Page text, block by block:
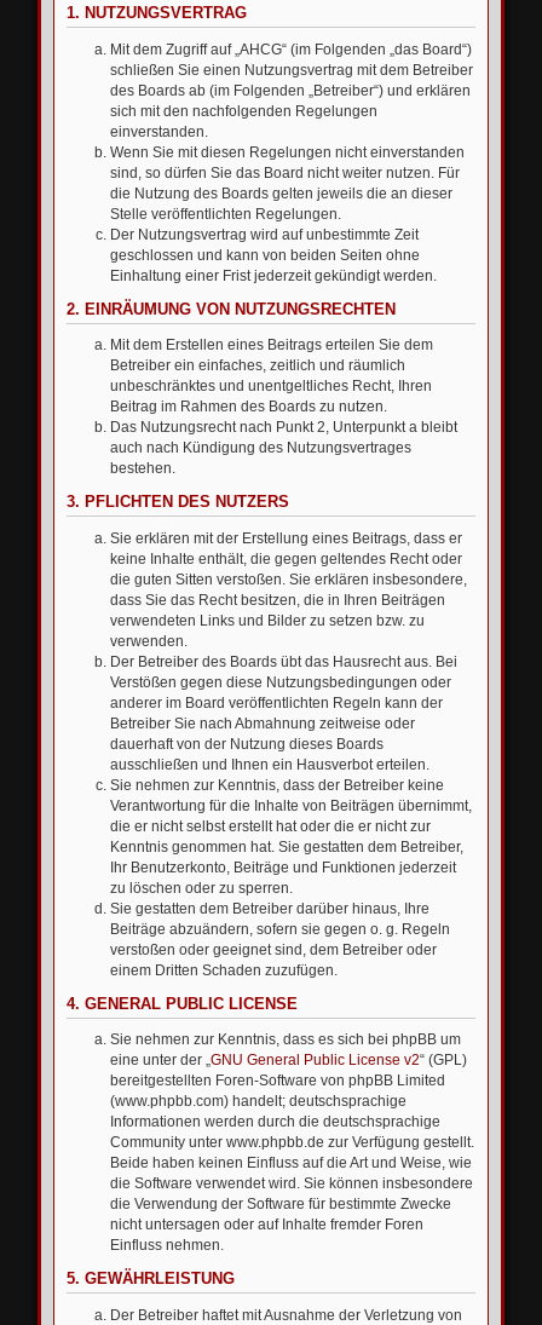
1. NUTZUNGSVERTRAG
Mit dem Zugriff auf „AHCG“ (im Folgenden „das Board“)
schließen Sie einen Nutzungsvertrag mit dem Betreiber
des Boards ab (im Folgenden „Betreiber“) und erklären
sich mit den nachfolgenden Regelungen
einverstanden.
Wenn Sie mit diesen Regelungen nicht einverstanden
sind, so dürfen Sie das Board nicht weiter nutzen. Für
die Nutzung des Boards gelten jeweils die an dieser
Stelle veröffentlichten Regelungen.
Der Nutzungsvertrag wird auf unbestimmte Zeit
geschlossen und kann von beiden Seiten ohne
Einhaltung einer Frist jederzeit gekündigt werden.
2. EINRÄUMUNG VON NUTZUNGSRECHTEN
Mit dem Erstellen eines Beitrags erteilen Sie dem
Betreiber ein einfaches, zeitlich und räumlich
unbeschränktes und unentgeltliches Recht, Ihren
Beitrag im Rahmen des Boards zu nutzen.
Das Nutzungsrecht nach Punkt 2, Unterpunkt a bleibt
auch nach Kündigung des Nutzungsvertrages
bestehen.
3. PFLICHTEN DES NUTZERS
Sie erklären mit der Erstellung eines Beitrags, dass er
keine Inhalte enthält, die gegen geltendes Recht oder
die guten Sitten verstoßen. Sie erklären insbesondere,
dass Sie das Recht besitzen, die in Ihren Beiträgen
verwendeten Links und Bilder zu setzen bzw. zu
verwenden.
Der Betreiber des Boards übt das Hausrecht aus. Bei
Verstößen gegen diese Nutzungsbedingungen oder
anderer im Board veröffentlichten Regeln kann der
Betreiber Sie nach Abmahnung zeitweise oder
dauerhaft von der Nutzung dieses Boards
ausschließen und Ihnen ein Hausverbot erteilen.
Sie nehmen zur Kenntnis, dass der Betreiber keine
Verantwortung für die Inhalte von Beiträgen übernimmt,
die er nicht selbst erstellt hat oder die er nicht zur
Kenntnis genommen hat. Sie gestatten dem Betreiber,
Ihr Benutzerkonto, Beiträge und Funktionen jederzeit
zu löschen oder zu sperren.
Sie gestatten dem Betreiber darüber hinaus, Ihre
Beiträge abzuändern, sofern sie gegen o. g. Regeln
verstoßen oder geeignet sind, dem Betreiber oder
einem Dritten Schaden zuzufügen.
4. GENERAL PUBLIC LICENSE
Sie nehmen zur Kenntnis, dass es sich bei phpBB um
eine unter der „GNU General Public License v2“ (GPL)
bereitgestellten Foren-Software von phpBB Limited
(www.phpbb.com) handelt; deutschsprachige
Informationen werden durch die deutschsprachige
Community unter www.phpbb.de zur Verfügung gestellt.
Beide haben keinen Einfluss auf die Art und Weise, wie
die Software verwendet wird. Sie können insbesondere
die Verwendung der Software für bestimmte Zwecke
nicht untersagen oder auf Inhalte fremder Foren
Einfluss nehmen.
5. GEWÄHRLEISTUNG
Der Betreiber haftet mit Ausnahme der Verletzung von